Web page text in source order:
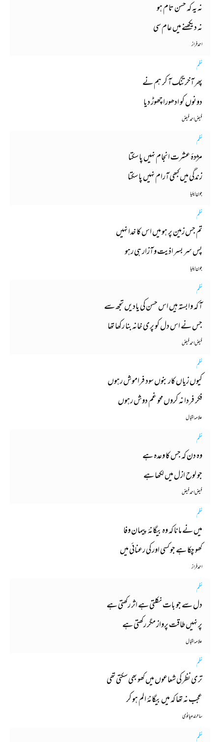
نہ یہ کہ حسن تام ہو
نہ دیکھنے میں عام سی
احمد فراز
نظم
پھر آخر تنگ آ کر ہم نے
دونوں کو ادھورا چھوڑ دیا
فیض احمد فیض
نظم
مژدۂ عشرت انجام نہیں پا سکتا
زندگی میں کبھی آرام نہیں پا سکتا
جون ایلیا
نظم
تم جس زمین پر ہو میں اس کا خدا نہیں
پس سر بسر اذیت و آزار ہی رہو
جون ایلیا
نظم
آ کہ وابستہ ہیں اس حسن کی یادیں تجھ سے
جس نے اس دل کو پری خانہ بنا رکھا تھا
فیض احمد فیض
نظم
کیوں زیاں کار بنوں سود فراموش رہوں
فکر فردا نہ کروں محو غم دوش رہوں
علامہ اقبال
نظم
وہ دن کہ جس کا وعدہ ہے
جو لوح ازل میں لکھا ہے
فیض احمد فیض
نظم
میں نے مانا کہ وہ بیگانۂ پیمان وفا
کھو چکا ہے جو کسی اور کی رعنائی میں
احمد فراز
نظم
دل سے جو بات نکلتی ہے اثر رکھتی ہے
پر نہیں طاقت پرواز مگر رکھتی ہے
علامہ اقبال
نظم
تری نظر کی شعاعوں میں کھو بھی سکتی تھی
عجب نہ تھا کہ میں بیگانۂ الم ہو کر
ساحر لدھیانوی
نظم